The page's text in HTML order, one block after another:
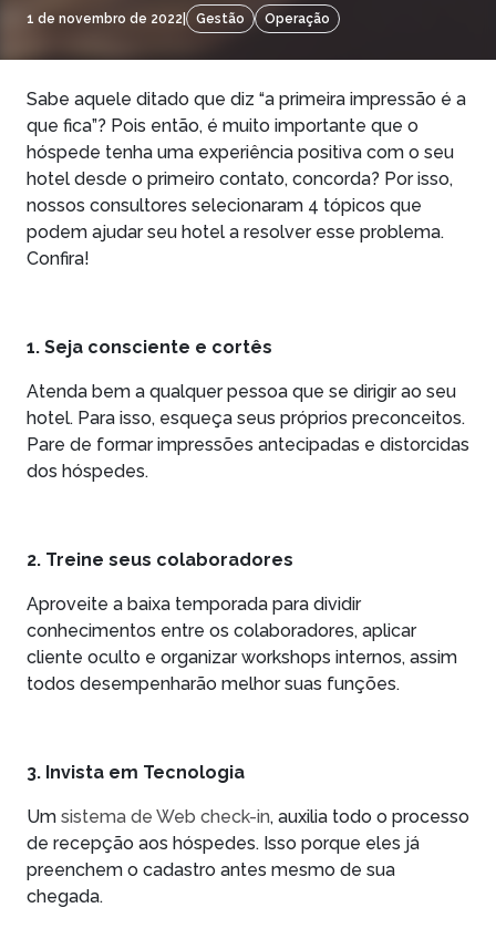
1 de novembro de 2022 Gestão Operação
Sabe aquele ditado que diz “a primeira impressão é a
que fica”? Pois então, é muito importante que o
hóspede tenha uma experiência positiva com o seu
hotel desde o primeiro contato, concorda? Por isso,
nossos consultores selecionaram 4 tópicos que
podem ajudar seu hotel a resolver esse problema.
Confira!
1. Seja consciente e cortês
Atenda bem a qualquer pessoa que se dirigir ao seu
hotel. Para isso, esqueça seus próprios preconceitos.
Pare de formar impressões antecipadas e distorcidas
dos hóspedes.
2. Treine seus colaboradores
Aproveite a baixa temporada para dividir
conhecimentos entre os colaboradores, aplicar
cliente oculto e organizar workshops internos, assim
todos desempenharão melhor suas funções.
3. Invista em Tecnologia
Um sistema de Web check-in, auxilia todo o processo
de recepção aos hóspedes. Isso porque eles já
preenchem o cadastro antes mesmo de sua
chegada.